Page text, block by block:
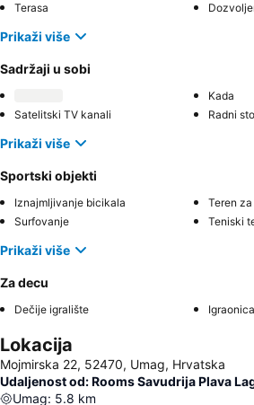
Terasa
Prikaži više
Sadržaji u sobi
Kada
Satelitski TV kanali
Radni sto
Prikaži više
Sportski objekti
Iznajmljivanje bicikala
Teren
Surfovanje
Teniski
Prikaži više
Za decu
Dečije igralište
Lokacija
Mojmirska 22, 52470, Umag, Hrvatska
Udaljenost od: Rooms Savudrija Plava
Umag: 5.8 km